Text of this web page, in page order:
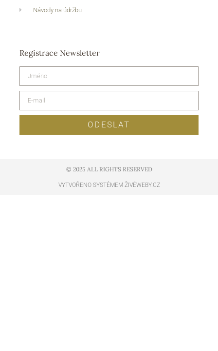
Návody na údržbu
Registrace Newsletter
ODESLAT
© 2025 ALL RIGHTS RESERVED​
VYTVOŘENO SYSTÉMEM ŽIVÉWEBY.CZ